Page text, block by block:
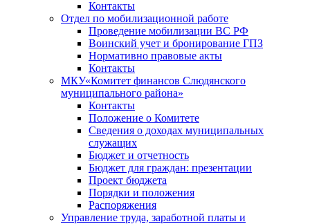
Контакты
Отдел по мобилизационной работе
Проведение мобилизации ВС РФ
Воинский учет и бронирование ГПЗ
Нормативно правовые акты
Контакты
МКУ«Комитет финансов Слюдянского
муниципального района»
Контакты
Положение о Комитете
Сведения о доходах муниципальных
служащих
Бюджет и отчетность
Бюджет для граждан: презентации
Проект бюджета
Порядки и положения
Распоряжения
Управление труда, заработной платы и